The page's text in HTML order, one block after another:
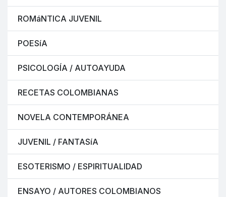
ROMáNTICA JUVENIL
POESíA
PSICOLOGÍA / AUTOAYUDA
RECETAS COLOMBIANAS
NOVELA CONTEMPORÁNEA
JUVENIL / FANTASíA
ESOTERISMO / ESPIRITUALIDAD
ENSAYO / AUTORES COLOMBIANOS